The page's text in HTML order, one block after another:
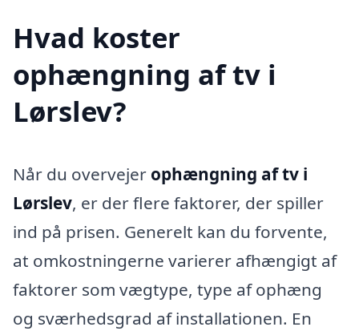
Hvad koster
ophængning af tv i
Lørslev?
Når du overvejer ophængning af tv i
Lørslev, er der flere faktorer, der spiller
ind på prisen. Generelt kan du forvente,
at omkostningerne varierer afhængigt af
faktorer som vægtype, type af ophæng
og sværhedsgrad af installationen. En